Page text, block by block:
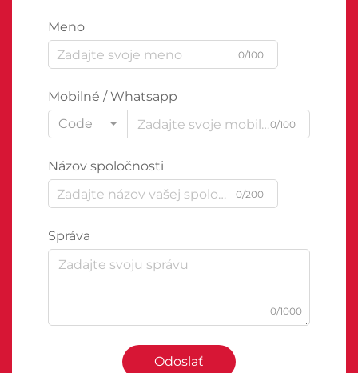
Meno
0/100
Mobilné / Whatsapp
Code
0/100
Názov spoločnosti
0/200
Správa
0/1000
Odoslať